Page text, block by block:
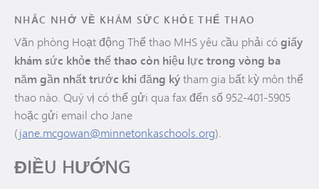
NHẮC NHỞ VỀ KHÁM SỨC KHỎE THỂ THAO
Văn phòng Hoạt động Thể thao MHS yêu cầu phải cógiấy
khám sức khỏe thể thao còn hiệu lực trong vòng ba
năm gần nhất trước khi đăng kýtham gia bất kỳ môn thể
thao nào. Quý vị có thể gửi qua fax đến số 952-401-5905
hoặc gửi email cho Jane
(jane.mcgowan@minnetonkaschools.org).
ĐIỀU HƯỚNG